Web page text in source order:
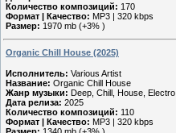
Количество композиций: 170
Формат | Качество: MP3 | 320 kbps
Размер: 1970 mb (+3% )
Organic Chill House (2025)
Исполнитель: Various Artist
Название: Organic Chill House
Жанр музыки: Deep, Chill, House, Electro
Дата релиза: 2025
Количество композиций: 110
Формат | Качество: MP3 | 320 kbps
Размер: 1340 mb (+3% )